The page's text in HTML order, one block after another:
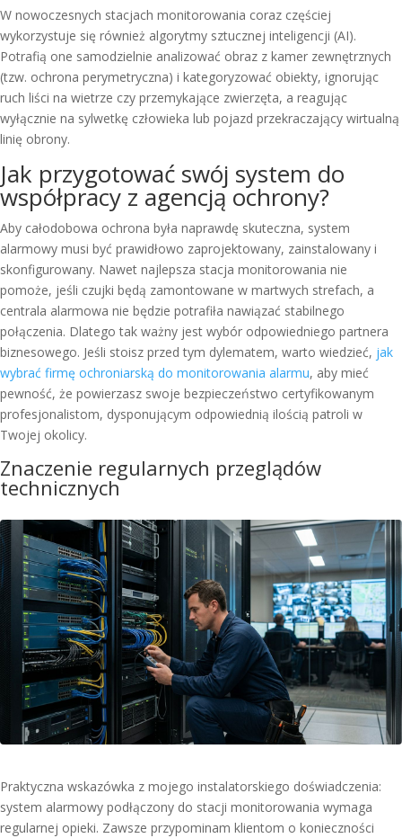
W nowoczesnych stacjach monitorowania coraz częściej
wykorzystuje się również algorytmy sztucznej inteligencji (AI).
Potrafią one samodzielnie analizować obraz z kamer zewnętrznych
(tzw. ochrona perymetryczna) i kategoryzować obiekty, ignorując
ruch liści na wietrze czy przemykające zwierzęta, a reagując
wyłącznie na sylwetkę człowieka lub pojazd przekraczający wirtualną
linię obrony.
Jak przygotować swój system do
współpracy z agencją ochrony?
Aby całodobowa ochrona była naprawdę skuteczna, system
alarmowy musi być prawidłowo zaprojektowany, zainstalowany i
skonfigurowany. Nawet najlepsza stacja monitorowania nie
pomoże, jeśli czujki będą zamontowane w martwych strefach, a
centrala alarmowa nie będzie potrafiła nawiązać stabilnego
połączenia. Dlatego tak ważny jest wybór odpowiedniego partnera
biznesowego. Jeśli stoisz przed tym dylematem, warto wiedzieć, jak
wybrać firmę ochroniarską do monitorowania alarmu, aby mieć
pewność, że powierzasz swoje bezpieczeństwo certyfikowanym
profesjonalistom, dysponującym odpowiednią ilością patroli w
Twojej okolicy.
Znaczenie regularnych przeglądów
technicznych
Praktyczna wskazówka z mojego instalatorskiego doświadczenia:
system alarmowy podłączony do stacji monitorowania wymaga
regularnej opieki. Zawsze przypominam klientom o konieczności